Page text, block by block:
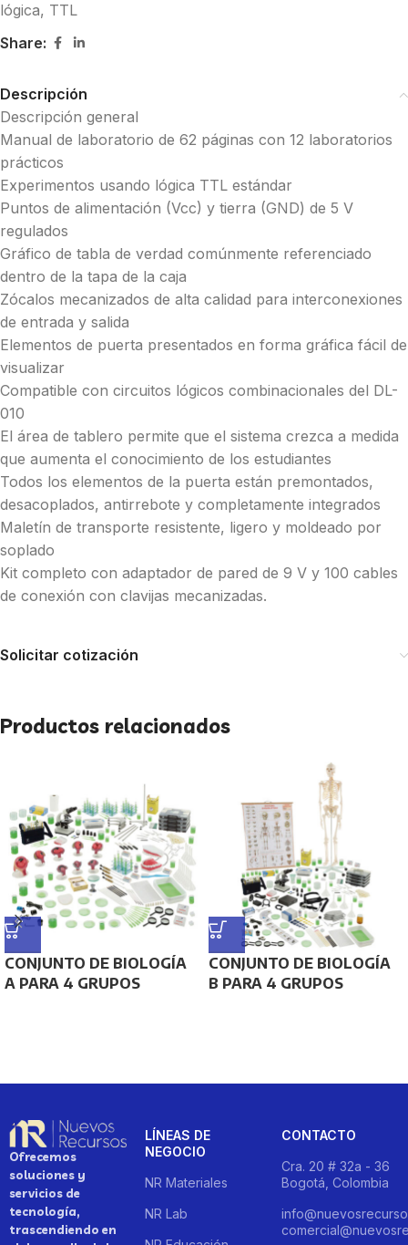
lógica, TTL
Share:
Descripción
Descripción general
Manual de laboratorio de 62 páginas con 12 laboratorios
prácticos
Experimentos usando lógica TTL estándar
Puntos de alimentación (Vcc) y tierra (GND) de 5 V
regulados
Gráfico de tabla de verdad comúnmente referenciado
dentro de la tapa de la caja
Zócalos mecanizados de alta calidad para interconexiones
de entrada y salida
Elementos de puerta presentados en forma gráfica fácil de
visualizar
Compatible con circuitos lógicos combinacionales del DL-
010
El área de tablero permite que el sistema crezca a medida
que aumenta el conocimiento de los estudiantes
Todos los elementos de la puerta están premontados,
desacoplados, antirrebote y completamente integrados
Maletín de transporte resistente, ligero y moldeado por
soplado
Kit completo con adaptador de pared de 9 V y 100 cables
de conexión con clavijas mecanizadas.
Solicitar cotización
Productos relacionados
CONJUNTO DE BIOLOGÍA
A PARA 4 GRUPOS
CONJUNTO DE BIOLOGÍA
B PARA 4 GRUPOS
Ofrecemos
soluciones y
servicios de
tecnología,
trascendiendo en
LÍNEAS DE
NEGOCIO
NR Materiales
NR Lab
CONTACTO
Cra. 20 # 32a - 36
Bogotá, Colombia